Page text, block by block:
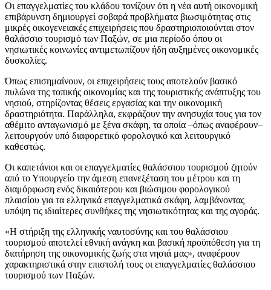
Οι επαγγελματίες του κλάδου τονίζουν ότι η νέα αυτή οικονομική
επιβάρυνση δημιουργεί σοβαρά προβλήματα βιωσιμότητας στις
μικρές οικογενειακές επιχειρήσεις που δραστηριοποιούνται στον
θαλάσσιο τουρισμό των Παξών, σε μια περίοδο όπου οι
νησιωτικές κοινωνίες αντιμετωπίζουν ήδη αυξημένες οικονομικές
δυσκολίες.
Όπως επισημαίνουν, οι επιχειρήσεις τους αποτελούν βασικό
πυλώνα της τοπικής οικονομίας και της τουριστικής ανάπτυξης του
νησιού, στηρίζοντας θέσεις εργασίας και την οικονομική
δραστηριότητα. Παράλληλα, εκφράζουν την ανησυχία τους για τον
αθέμιτο ανταγωνισμό με ξένα σκάφη, τα οποία –όπως αναφέρουν–
λειτουργούν υπό διαφορετικό φορολογικό και λειτουργικό
καθεστώς.
Οι καπετάνιοι και οι επαγγελματίες θαλάσσιου τουρισμού ζητούν
από το Υπουργείο την άμεση επανεξέταση του μέτρου και τη
διαμόρφωση ενός δικαιότερου και βιώσιμου φορολογικού
πλαισίου για τα ελληνικά επαγγελματικά σκάφη, λαμβάνοντας
υπόψη τις ιδιαίτερες συνθήκες της νησιωτικότητας και της αγοράς.
«Η στήριξη της ελληνικής ναυτοσύνης και του θαλάσσιου
τουρισμού αποτελεί εθνική ανάγκη και βασική προϋπόθεση για τη
διατήρηση της οικονομικής ζωής στα νησιά μας», αναφέρουν
χαρακτηριστικά στην επιστολή τους οι επαγγελματίες θαλάσσιου
τουρισμού των Παξών.